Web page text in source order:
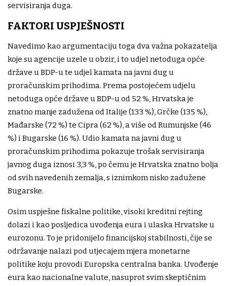
servisiranja duga.
FAKTORI USPJEŠNOSTI
Navedimo kao argumentaciju toga dva važna pokazatelja
koje su agencije uzele u obzir, i to udjel netoduga opće
države u BDP-u te udjel kamata na javni dug u
proračunskim prihodima. Prema postojećem udjelu
netoduga opće države u BDP-u od 52 %, Hrvatska je
znatno manje zadužena od Italije (133 %), Grčke (135 %),
Mađarske (72 %) te Cipra (62 %), a više od Rumunjske (46
%) i Bugarske (16 %). Udio kamata na javni dug u
proračunskim prihodima pokazuje trošak servisiranja
javnog duga iznosi 3,3 %, po čemu je Hrvatska znatno bolja
od svih navedenih zemalja, s iznimkom nisko zadužene
Bugarske.
Osim uspješne fiskalne politike, visoki kreditni rejting
dolazi i kao posljedica uvođenja eura i ulaska Hrvatske u
eurozonu. To je pridonijelo financijskoj stabilnosti, čije se
održavanje nalazi pod utjecajem mjera monetarne
politike koju provodi Europska centralna banka. Uvođenje
eura kao nacionalne valute, nasuprot svim skeptičnim